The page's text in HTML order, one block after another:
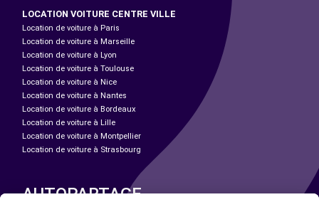
LOCATION VOITURE CENTRE VILLE
Location de voiture à Paris
Location de voiture à Marseille
Location de voiture à Lyon
Location de voiture à Toulouse
Location de voiture à Nice
Location de voiture à Nantes
Location de voiture à Bordeaux
Location de voiture à Lille
Location de voiture à Montpellier
Location de voiture à Strasbourg
AUTOPARTAGE